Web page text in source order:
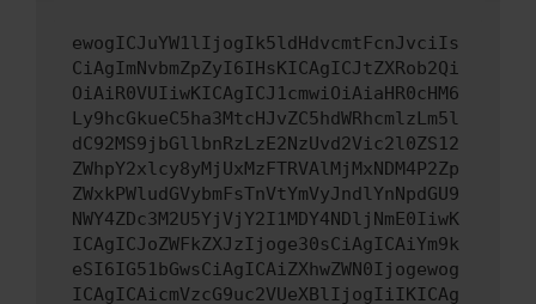
ewogICJuYW1lIjogIk5ldHdvcmtFcnJvciIs
CiAgImNvbmZpZyI6IHsKICAgICJtZXRob2Qi
OiAiR0VUIiwKICAgICJ1cmwiOiAiaHR0cHM6
Ly9hcGkueC5ha3MtcHJvZC5hdWRhcmlzLm5l
dC92MS9jbGllbnRzLzE2NzUvd2Vic2l0ZS12
ZWhpY2xlcy8yMjUxMzFTRVAlMjMxNDM4P2Zp
ZWxkPWludGVybmFsTnVtYmVyJndlYnNpdGU9
NWY4ZDc3M2U5YjVjY2I1MDY4NDljNmE0IiwK
ICAgICJoZWFkZXJzIjoge30sCiAgICAiYm9k
eSI6IG51bGwsCiAgICAiZXhwZWN0Ijogewog
ICAgICAicmVzcG9uc2VUeXBlIjogIiIKICAg